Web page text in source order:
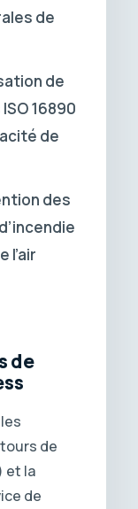
de
de
16890
de
des
l’air
de
de
et la
de